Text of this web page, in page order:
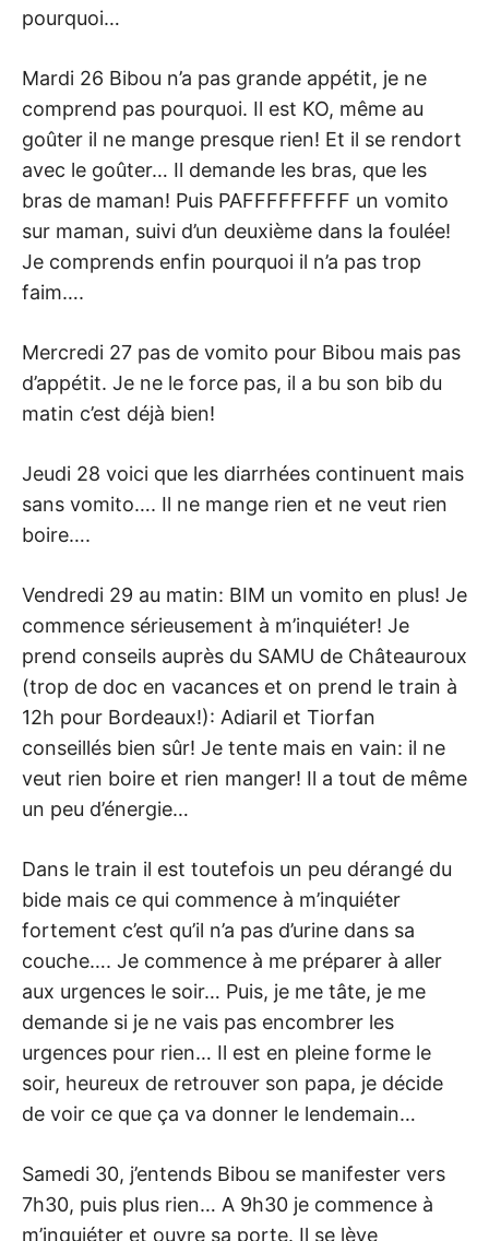
pourquoi…
Mardi 26 Bibou n’a pas grande appétit, je ne
comprend pas pourquoi. Il est KO, même au
goûter il ne mange presque rien! Et il se rendort
avec le goûter… Il demande les bras, que les
bras de maman! Puis PAFFFFFFFFF un vomito
sur maman, suivi d’un deuxième dans la foulée!
Je comprends enfin pourquoi il n’a pas trop
faim….
Mercredi 27 pas de vomito pour Bibou mais pas
d’appétit. Je ne le force pas, il a bu son bib du
matin c’est déjà bien!
Jeudi 28 voici que les diarrhées continuent mais
sans vomito…. Il ne mange rien et ne veut rien
boire….
Vendredi 29 au matin: BIM un vomito en plus! Je
commence sérieusement à m’inquiéter! Je
prend conseils auprès du SAMU de Châteauroux
(trop de doc en vacances et on prend le train à
12h pour Bordeaux!): Adiaril et Tiorfan
conseillés bien sûr! Je tente mais en vain: il ne
veut rien boire et rien manger! Il a tout de même
un peu d’énergie…
Dans le train il est toutefois un peu dérangé du
bide mais ce qui commence à m’inquiéter
fortement c’est qu’il n’a pas d’urine dans sa
couche…. Je commence à me préparer à aller
aux urgences le soir… Puis, je me tâte, je me
demande si je ne vais pas encombrer les
urgences pour rien… Il est en pleine forme le
soir, heureux de retrouver son papa, je décide
de voir ce que ça va donner le lendemain…
Samedi 30, j’entends Bibou se manifester vers
7h30, puis plus rien… A 9h30 je commence à
m’inquiéter et ouvre sa porte. Il se lève